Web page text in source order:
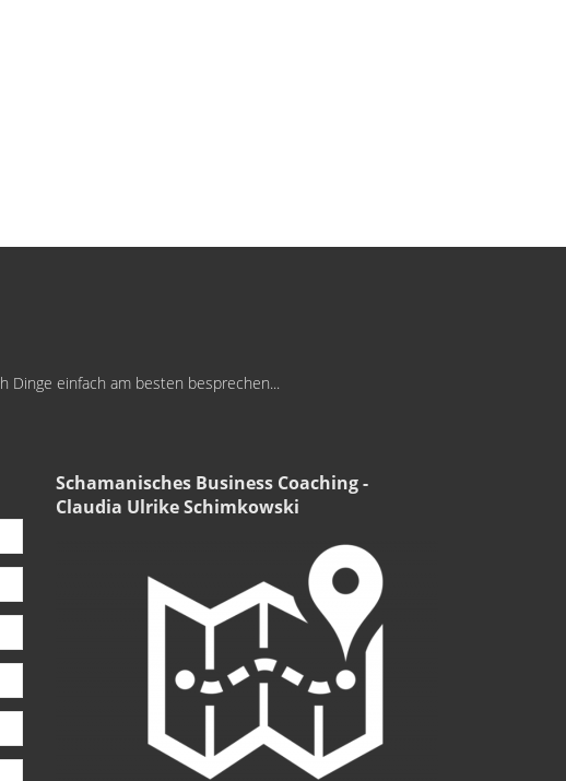
Dinge einfach am besten besprechen...
Schamanisches Business Coaching -
Claudia Ulrike Schimkowski